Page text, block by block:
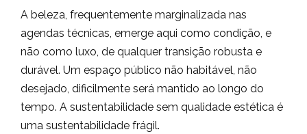
A beleza, frequentemente marginalizada nas
agendas técnicas, emerge aqui como condição, e
não como luxo, de qualquer transição robusta e
durável. Um espaço público não habitável, não
desejado, dificilmente será mantido ao longo do
tempo. A sustentabilidade sem qualidade estética é
uma sustentabilidade frágil.